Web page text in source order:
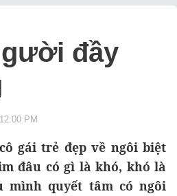
đầy
PM
gái trẻ đẹp về ngôi biệt
đâu có gì là khó, khó là
mình quyết tâm có ngôi